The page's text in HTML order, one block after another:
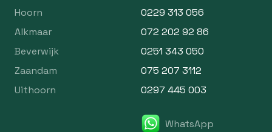
Hoorn
0229 313 056
Alkmaar
072 202 92 86
Beverwijk
0251 343 050
Zaandam
075 207 3112
Uithoorn
0297 445 003
WhatsApp